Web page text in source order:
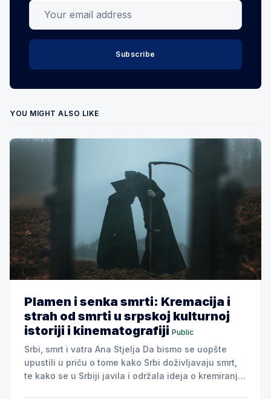
Your email address
Subscribe
YOU MIGHT ALSO LIKE
Plamen i senka smrti: Kremacija i
strah od smrti u srpskoj kulturnoj
istoriji i kinematografiji Public
Srbi, smrt i vatra Ana Stjelja Da bismo se uopšte
upustili u priču o tome kako Srbi doživljavaju smrt,
te kako se u Srbiji javila i održala ideja o kremiranju